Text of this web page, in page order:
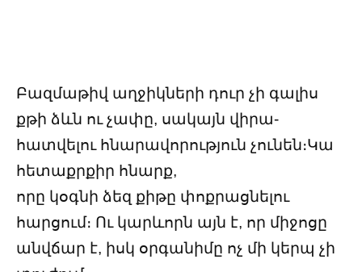
Բազմաթիվ աղջիկների դուր չի գալիս
քթի ձևն ու չափը, սակայն վիրա-
հատվելու հնարավորություն չունեն։Կա
հետաքրքիր հնարք,
որը կօգնի ձեզ քիթը փոքրացնելու
հարցում։ Ու կարևորն այն է, որ միջոցը
անվճար է, իսկ օրգանիմը ոչ մի կերպ չի